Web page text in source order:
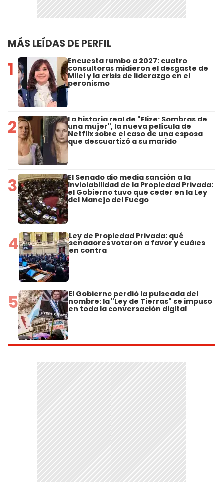
MÁS LEÍDAS DE PERFIL
1 Encuesta rumbo a 2027: cuatro
consultoras midieron el desgaste de
Milei y la crisis de liderazgo en el
peronismo
2 La historia real de "Elize: Sombras de
una mujer", la nueva película de
Netflix sobre el caso de una esposa
que descuartizó a su marido
3 El Senado dio media sanción a la
Inviolabilidad de la Propiedad Privada:
el Gobierno tuvo que ceder en la Ley
del Manejo del Fuego
4 Ley de Propiedad Privada: qué
senadores votaron a favor y cuáles
en contra
5 El Gobierno perdió la pulseada del
nombre: la "Ley de Tierras" se impuso
en toda la conversación digital